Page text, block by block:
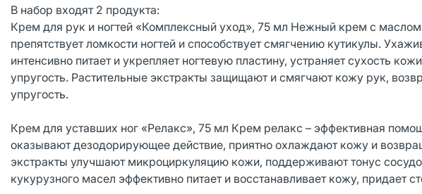
В набор входят 2 продукта:
Крем для рук и ногтей «Комплексный уход», 75 мл Нежный крем с
препятствует ломкости ногтей и способствует смягчению кутикулы.
интенсивно питает и укрепляет ногтевую пластину, устраняет сухость
упругость. Растительные экстракты защищают и смягчают кожу рук,
упругость.
Крем для уставших ног «Релакс», 75 мл Крем релакс – эффективная
оказывают дезодорирующее действие, приятно охлаждают кожу и
экстракты улучшают микроциркуляцию кожи, поддерживают тонус
кукурузного масел эффективно питает и восстанавливает кожу, придает